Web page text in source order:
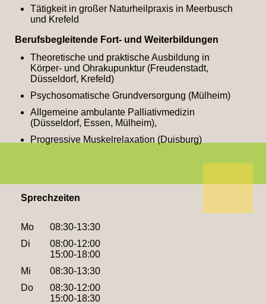
Tätigkeit in großer Naturheilpraxis in Meerbusch
und Krefeld
Berufsbegleitende Fort- und Weiterbildungen
Theoretische und praktische Ausbildung in
Körper- und Ohrakupunktur (Freudenstadt,
Düsseldorf, Krefeld)
Psychosomatische Grundversorgung (Mülheim)
Allgemeine ambulante Palliativmedizin
(Düsseldorf, Essen, Mülheim),
Progressive Muskelrelaxation (Duisburg)
Sprechzeiten
Mo
08:30-13:30
Di
08:00-12:00
15:00-18:00
Mi
08:30-13:30
Do
08:30-12:00
15:00-18:30